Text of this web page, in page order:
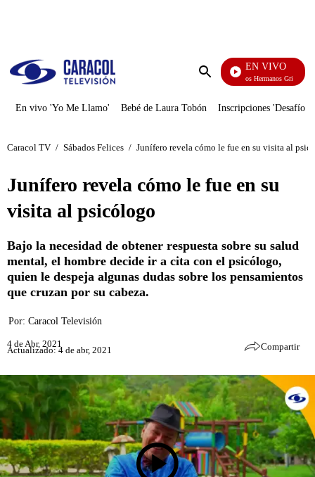
Enviar
EN VIVO
Cuentos De Los Hermanos Grimm
En vivo 'Yo Me Llamo' Bebé de Laura Tobón Inscripciones 'Desafío'
Caracol TV / Sábados Felices / Junífero revela cómo le fue en su visita al
Junífero revela cómo le fue en su
visita al psicólogo
Bajo la necesidad de obtener respuesta sobre su salud
mental, el hombre decide ir a cita con el psicólogo,
quien le despeja algunas dudas sobre los pensamientos
que cruzan por su cabeza.
Por: Caracol Televisión
4 de Abr, 2021
Actualizado: 4 de abr, 2021 Compartir